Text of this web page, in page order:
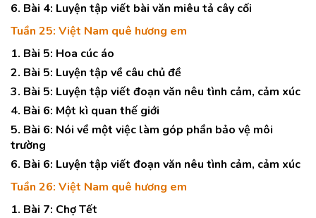
6. Bài 4: Luyện tập viết bài văn miêu tả cây cối
Tuần 25: Việt Nam quê hương em
1. Bài 5: Hoa cúc áo
2. Bài 5: Luyện tập về câu chủ đề
3. Bài 5: Luyện tập viết đoạn văn nêu tình cảm, cảm xúc
4. Bài 6: Một kì quan thế giới
5. Bài 6: Nói về một việc làm góp phần bảo vệ môi
trường
6. Bài 6: Luyện tập viết đoạn văn nêu tình cảm, cảm xúc
Tuần 26: Việt Nam quê hương em
1. Bài 7: Chợ Tết